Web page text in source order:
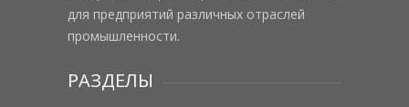
для предприятий различных отраслей
промышленности.
РАЗДЕЛЫ